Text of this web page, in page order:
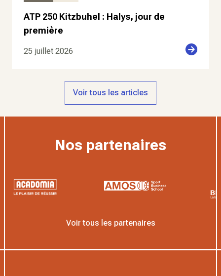
ATP 250 Kitzbuhel : Halys, jour de
première
25 juillet 2026
Voir tous les articles
Nos partenaires
Voir tous les partenaires